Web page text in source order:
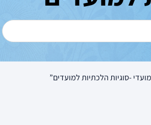
-סוגיות הלכתיות למועדים”